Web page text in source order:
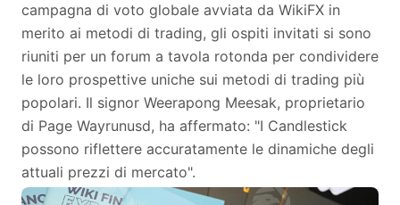
campagna di voto globale avviata da WikiFX in
merito ai metodi di trading, gli ospiti invitati si sono
riuniti per un forum a tavola rotonda per condividere
le loro prospettive uniche sui metodi di trading più
popolari. Il signor Weerapong Meesak, proprietario
di Page Wayrunusd, ha affermato: "I Candlestick
possono riflettere accuratamente le dinamiche degli
attuali prezzi di mercato".